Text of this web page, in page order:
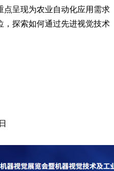
点呈现为农业自动化应用需求
，探索如何通过先进视觉技术